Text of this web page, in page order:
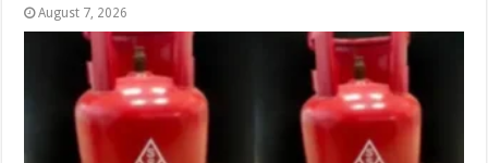
August 7, 2026